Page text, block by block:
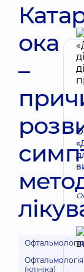
ока
–
Офтальмологія
Офтальмологія
(клініка)